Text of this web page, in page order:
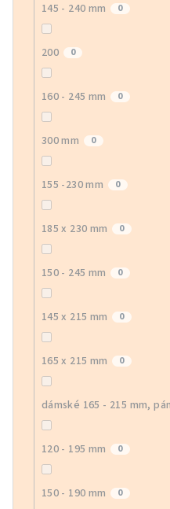
145 - 240 mm 0
200 0
160 - 245 mm 0
300 mm 0
155 -230 mm 0
185 x 230 mm 0
150 - 245 mm 0
145 x 215 mm 0
165 x 215 mm 0
dámské 165 - 215 mm,
120 - 195 mm 0
150 - 190 mm 0